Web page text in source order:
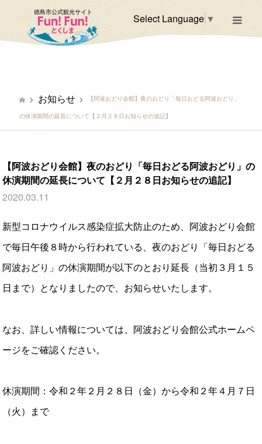
徳島市公式観光サイト Select Language ▼
お知らせ 【阿波おどり会館】夜のおどり「毎日おどる阿波おどり」
の休演期間の延長について【２月２８日お知らせの追記】
【阿波おどり会館】夜のおどり「毎日おどる阿波おどり」の
休演期間の延長について【２月２８日お知らせの追記】
2020.03.11
新型コロナウイルス感染症拡大防止のため、阿波おどり会館
で毎日午後８時から行われている、夜のおどり「毎日おどる
阿波おどり」の休演期間が以下のとおり延長（当初３月１５
日まで）となりましたので、お知らせいたします。
なお、詳しい情報については、阿波おどり会館公式ホームペ
ージをご確認ください。
休演期間：令和２年２月２８日（金）から令和２年４月７日
（火）まで